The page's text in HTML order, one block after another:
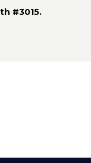
#3015.